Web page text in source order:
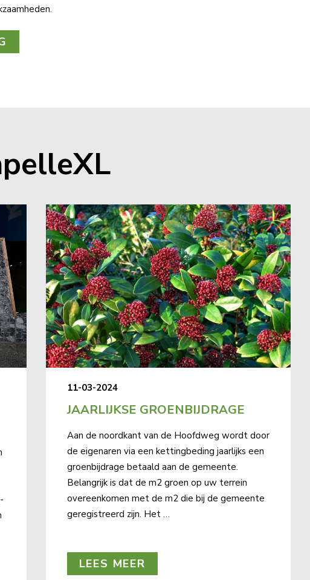
11-03-2024
JAARLIJKSE GROENBIJDRAGE
Aan de noordkant van de Hoofdweg wordt door
de eigenaren via een kettingbeding jaarlijks een
groenbijdrage betaald aan de gemeente.
Belangrijk is dat de m2 groen op uw terrein
overeenkomen met de m2 die bij de gemeente
geregistreerd zijn. Het …
LEES MEER